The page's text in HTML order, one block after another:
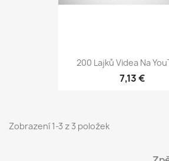
200 Lajků Videa Na
7,13 €
Zobrazení 1-3 z 3 položek